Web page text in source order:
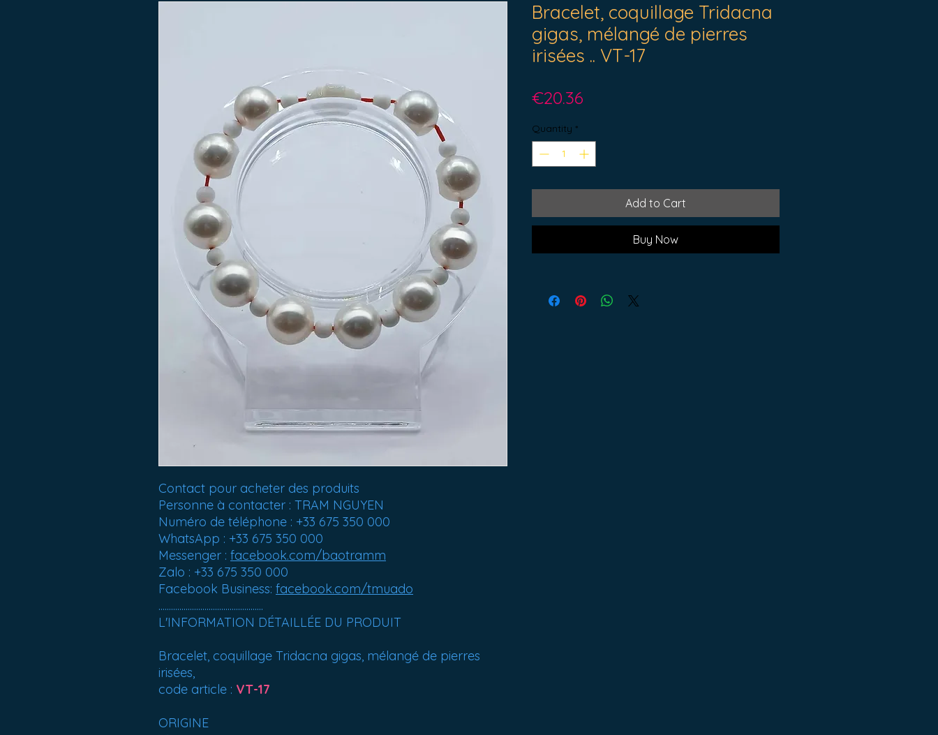
Contact pour acheter des produits
Personne à contacter : TRAM NGUYEN
Numéro de téléphone : +33 675 350 000
WhatsApp : +33 675 350 000
Messenger : facebook.com/baotramm
Zalo : +33 675 350 000
Facebook Business: facebook.com/tmuado
..................................................
L'INFORMATION DÉTAILLÉE DU PRODUIT
Bracelet, coquillage Tridacna gigas, mélangé de pierres
irisées,
code article : VT-17
ORIGINE
Bracelet, coquillage Tridacna
gigas, mélangé de pierres
irisées .. VT-17
€20.36
Quantity *
Add to Cart
Buy Now